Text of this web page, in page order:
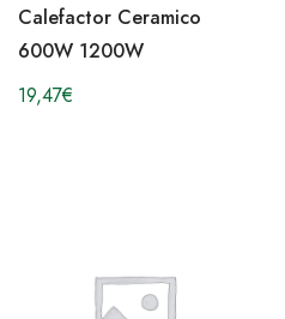
Calefactor Ceramico
600W 1200W
19,47€